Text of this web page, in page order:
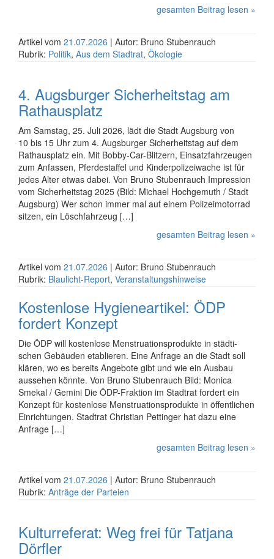
gesamten Beitrag lesen »
Artikel vom 21.07.2026 | Autor: Bruno Stubenrauch
Rubrik: Politik, Aus dem Stadtrat, Ökologie
4. Augsburger Sicherheitstag am
Rathausplatz
Am Samstag, 25. Juli 2026, lädt die Stadt Augsburg von
10 bis 15 Uhr zum 4. Augsburger Sicher­heits­tag auf dem
Rathaus­platz ein. Mit Bobby-Car-Blitzern, Einsatz­fahr­zeugen
zum Anfassen, Pferde­staffel und Kinder­polizei­wache ist für
jedes Alter etwas dabei. Von Bruno Stubenrauch Impression
vom Sicherheitstag 2025 (Bild: Michael Hochgemuth / Stadt
Augsburg) Wer schon immer mal auf einem Polizei­motorrad
sitzen, ein Lösch­fahr­zeug […]
gesamten Beitrag lesen »
Artikel vom 21.07.2026 | Autor: Bruno Stubenrauch
Rubrik: Blaulicht-Report, Veranstaltungshinweise
Kostenlose Hygieneartikel: ÖDP
fordert Konzept
Die ÖDP will kostenlose Menstru­ations­produkte in städti­
schen Gebäuden etablieren. Eine Anfrage an die Stadt soll
klären, wo es bereits Angebote gibt und wie ein Ausbau
aussehen könnte. Von Bruno Stubenrauch Bild: Monica
Smekal / Gemini Die ÖDP-Fraktion im Stadtrat fordert ein
Konzept für kosten­lose Menstru­ations­produkte in öffent­lichen
Ein­rich­tungen. Stadtrat Christian Pettinger hat dazu eine
Anfrage […]
gesamten Beitrag lesen »
Artikel vom 21.07.2026 | Autor: Bruno Stubenrauch
Rubrik: Anträge der Parteien
Kulturreferat: Weg frei für Tatjana
Dörfler